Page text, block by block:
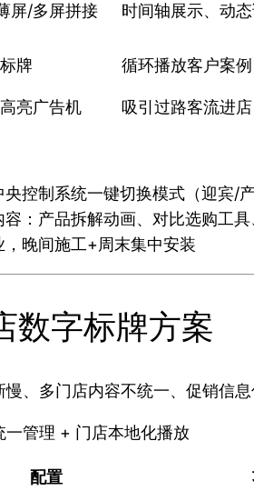
屏/多屏拼接 时间轴展示、动
牌 循环播放客户案
亮广告机 吸引过路客流进店
央控制系统一键切换模式（迎宾/
：产品拆解动画、对比选购工
，晚间施工+周末集中安装
数字标牌方案
慢、多门店内容不统一、促销信
一管理 + 门店本地化播放
配置